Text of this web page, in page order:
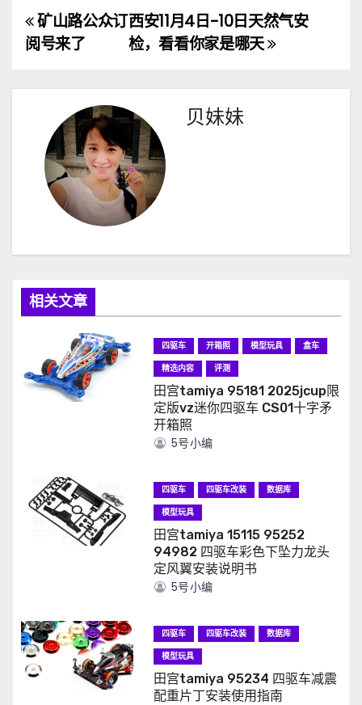
文
西安11月4日-10日天然气安
检，看看你家是哪天
矿山路公众订
阅号来了
贝妹妹
相关文章
四驱车 开箱照 模型玩具
盒车
精选内容
评测
田宫tamiya 95181 2025jcup限
定版vz迷你四驱车 CS01十字矛
开箱照
5号小编
四驱车 四驱车改装
数据库
模型玩具
田宫tamiya 15115 95252
94982 四驱车彩色下坠力龙头
定风翼安装说明书
5号小编
四驱车 四驱车改装
数据库
模型玩具
田宫tamiya 95234 四驱车减震
配重片丁安装使用指南